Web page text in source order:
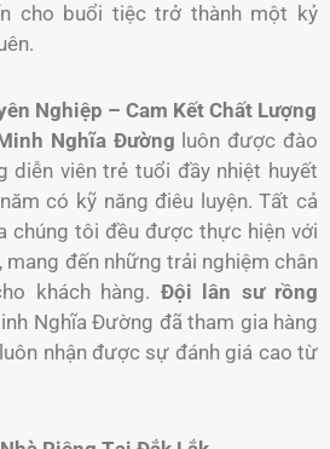
cho buổi tiệc trở thành một kỷ
Nghiệp – Cam Kết Chất Lượng
Nghĩa Đường luôn được đào
diễn viên trẻ tuổi đầy nhiệt huyết
có kỹ năng điêu luyện. Tất cả
chúng tôi đều được thực hiện với
mang đến những trải nghiệm chân
khách hàng. Đội lân sư rồng
Nghĩa Đường đã tham gia hàng
nhận được sự đánh giá cao từ